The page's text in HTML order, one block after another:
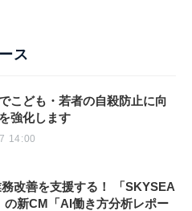
ス
こども・若者の自殺防止に向
強化します
14:00
改善を支援する！ 「SKYSEA
新CM「AI働き方分析レポー